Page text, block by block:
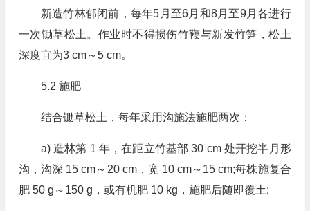
新造竹林郁闭前，每年5月至6月和8月至9月各进行
一次锄草松土。作业时不得损伤竹鞭与新发竹笋，松土
深度宜为3 cm～5 cm。
5.2 施肥
结合锄草松土，每年采用沟施法施肥两次：
a) 造林第 1 年，在距立竹基部 30 cm 处开挖半月形
沟，沟深 15 cm～20 cm，宽 10 cm～15 cm;每株施复合
肥 50 g～150 g，或有机肥 10 kg，施肥后随即覆土;